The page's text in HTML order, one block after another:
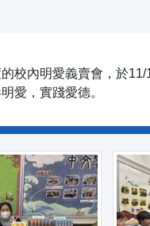
校內明愛義賣會，於
愛，實踐愛德。